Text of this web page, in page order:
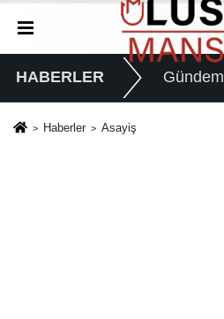
HABERLER Gündem
Haberler Asayiş